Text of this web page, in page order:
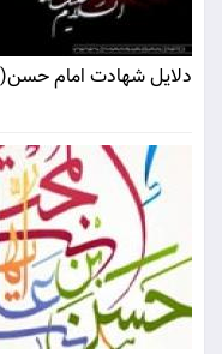
دلایل شهادت امام